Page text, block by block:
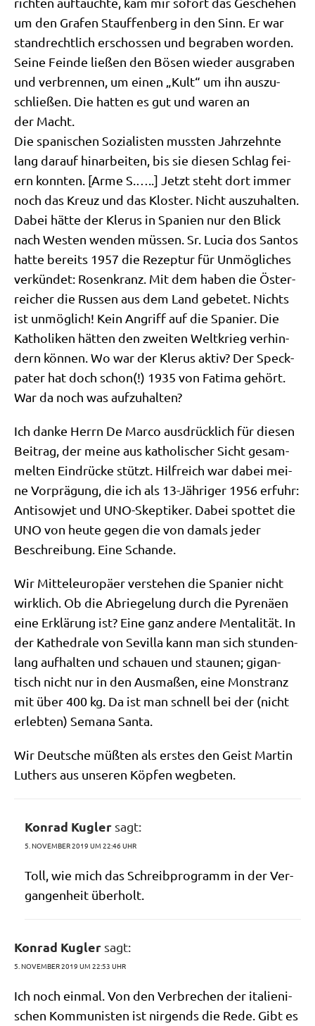
um den Gra­fen Stauf­fen­berg in den Sinn. Er war
stand­recht­lich erschos­sen und begra­ben wor­den.
Sei­ne Fein­de lie­ßen den Bösen wie­der aus­gra­ben
und ver­bren­nen, um einen „Kult“ um ihn aus­zu­
schlie­ßen. Die hat­ten es gut und waren an
der Macht.
Die spa­ni­schen Sozia­li­sten muss­ten Jahr­zehn­te
lang dar­auf hin­ar­bei­ten, bis sie die­sen Schlag fei­
ern konn­ten. [Arme S.…..] Jetzt steht dort immer
noch das Kreuz und das Klo­ster. Nicht auszuhalten.
Dabei hät­te der Kle­rus in Spa­ni­en nur den Blick
nach Westen wen­den müs­sen. Sr. Lucia dos San­tos
hat­te bereits 1957 die Rezep­tur für Unmög­li­ches
ver­kün­det: Rosen­kranz. Mit dem haben die Öster­
rei­cher die Rus­sen aus dem Land gebe­tet. Nichts
ist unmög­lich! Kein Angriff auf die Spa­ni­er. Die
Katho­li­ken hät­ten den zwei­ten Welt­krieg ver­hin­
dern kön­nen. Wo war der Kle­rus aktiv? Der Speck­
pa­ter hat doch schon(!) 1935 von Fati­ma gehört.
War da noch was aufzuhalten?
Ich dan­ke Herrn De Mar­co aus­drück­lich für die­sen
Bei­trag, der mei­ne aus katho­li­scher Sicht gesam­
mel­ten Ein­drücke stützt. Hilf­reich war dabei mei­
ne Vor­prä­gung, die ich als 13-Jäh­ri­ger 1956 erfuhr:
Anti­so­wjet und UNO-Skep­ti­ker. Dabei spot­tet die
UNO von heu­te gegen die von damals jeder
Beschrei­bung. Eine Schande.
Wir Mit­tel­eu­ro­pä­er ver­ste­hen die Spa­ni­er nicht
wirk­lich. Ob die Abrie­ge­lung durch die Pyre­nä­en
eine Erklä­rung ist? Eine ganz ande­re Men­ta­li­tät. In
der Kathe­dra­le von Sevil­la kann man sich stun­den­
lang auf­hal­ten und schau­en und stau­nen; gigan­
tisch nicht nur in den Aus­ma­ßen, eine Mon­stranz
mit über 400 kg. Da ist man schnell bei der (nicht
erleb­ten) Sema­na Santa.
Wir Deut­sche müß­ten als erstes den Geist Mar­tin
Luthers aus unse­ren Köp­fen wegbeten.
Konrad Kugler sagt:
5. NOVEMBER 2019 UM 22:46 UHR
Toll, wie mich das Schreib­pro­gramm in der Ver­
gan­gen­heit überholt.
Konrad Kugler sagt:
5. NOVEMBER 2019 UM 22:53 UHR
Ich noch ein­mal. Von den Ver­bre­chen der ita­lie­ni­
schen Kom­mu­ni­sten ist nir­gends die Rede. Gibt es